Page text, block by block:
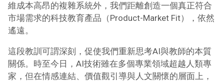
維成本高昂的複雜系統外，我們距離創造一個真正符合
市場需求的科技教育產品（Product-Market Fit），依然
遙遠。
這段教訓可謂深刻，促使我們重新思考AI與教師的本質
關係。時至今日，AI技術雖在多個專業領域超越人類專
家，但在情感連結、價值觀引導與人文關懷的層面上，